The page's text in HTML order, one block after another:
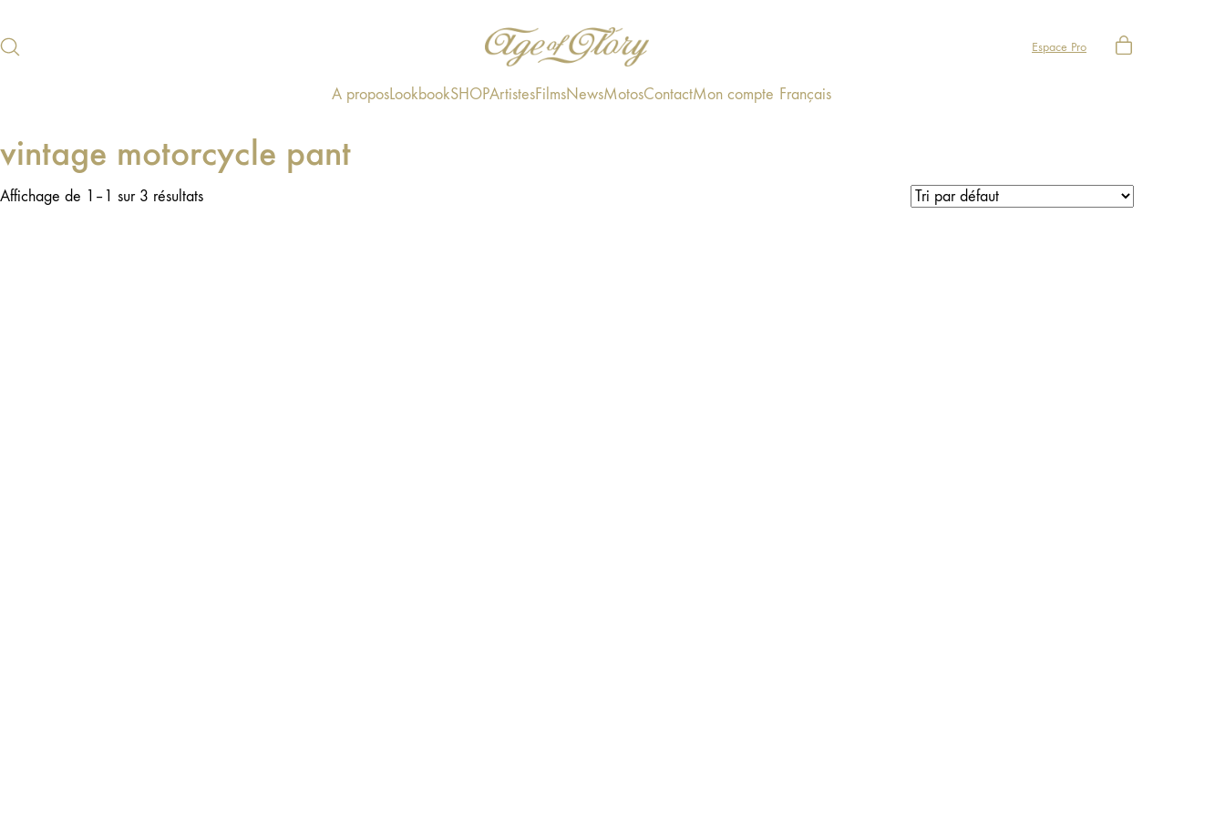
Espace Pro
A proposLookbookSHOPArtistesFilmsNewsMotosContactMon compte Français
vintage motorcycle pant
Affichage de 1–1 sur 3 résultats